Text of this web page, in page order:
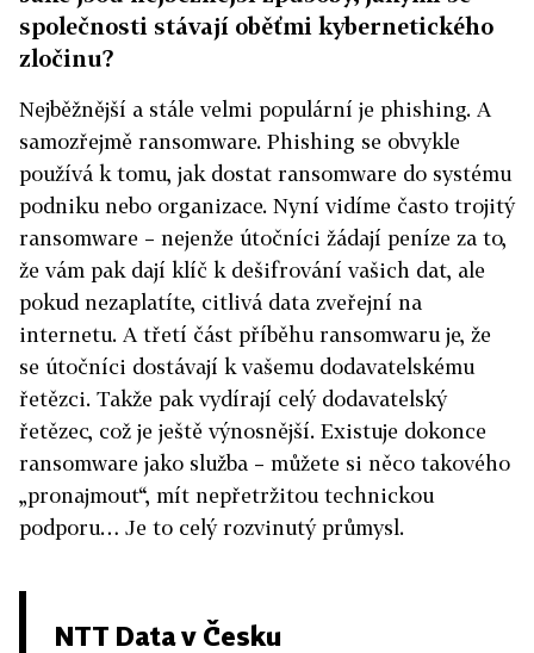
společnosti stávají oběťmi kybernetického
zločinu?
Nejběžnější a stále velmi populární je phishing. A
samozřejmě ransomware. Phishing se obvykle
používá k tomu, jak dostat ransomware do systému
podniku nebo organizace. Nyní vidíme často trojitý
ransomware – nejenže útočníci žádají peníze za to,
že vám pak dají klíč k dešifrování vašich dat, ale
pokud nezaplatíte, citlivá data zveřejní na
internetu. A třetí část příběhu ransomwaru je, že
se útočníci dostávají k vašemu dodavatelskému
řetězci. Takže pak vydírají celý dodavatelský
řetězec, což je ještě výnosnější. Existuje dokonce
ransomware jako služba – můžete si něco takového
„pronajmout“, mít nepřetržitou technickou
podporu… Je to celý rozvinutý průmysl.
NTT Data v Česku